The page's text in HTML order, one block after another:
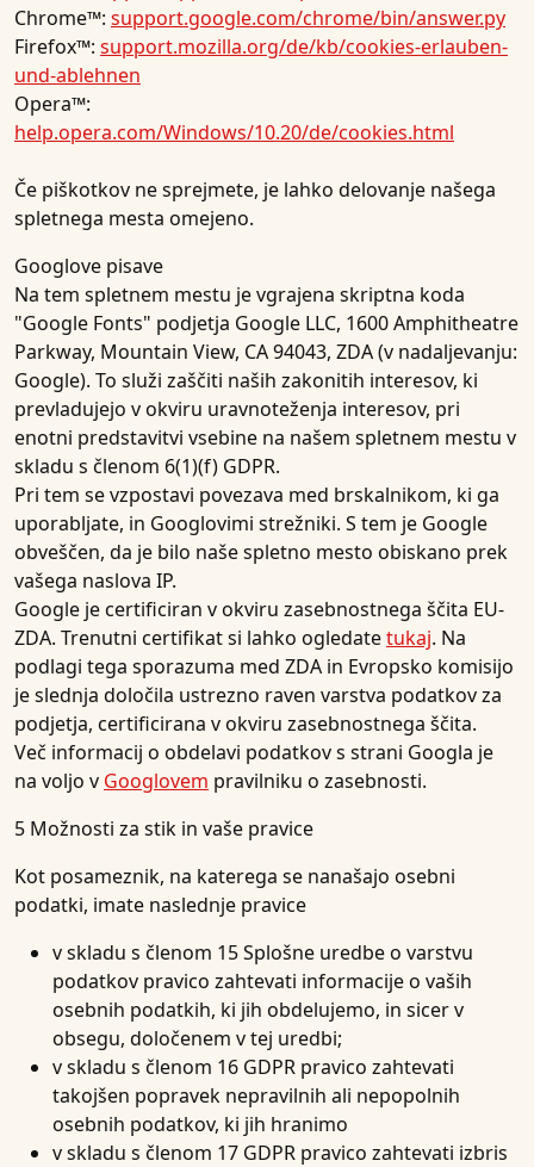
Chrome™: support.google.com/chrome/bin/answer.py
Firefox™: support.mozilla.org/de/kb/cookies-erlauben-
und-ablehnen
Opera™:
help.opera.com/Windows/10.20/de/cookies.html
Če piškotkov ne sprejmete, je lahko delovanje našega
spletnega mesta omejeno.
Googlove pisave
Na tem spletnem mestu je vgrajena skriptna koda
"Google Fonts" podjetja Google LLC, 1600 Amphitheatre
Parkway, Mountain View, CA 94043, ZDA (v nadaljevanju:
Google). To služi zaščiti naših zakonitih interesov, ki
prevladujejo v okviru uravnoteženja interesov, pri
enotni predstavitvi vsebine na našem spletnem mestu v
skladu s členom 6(1)(f) GDPR.
Pri tem se vzpostavi povezava med brskalnikom, ki ga
uporabljate, in Googlovimi strežniki. S tem je Google
obveščen, da je bilo naše spletno mesto obiskano prek
vašega naslova IP.
Google je certificiran v okviru zasebnostnega ščita EU-
ZDA. Trenutni certifikat si lahko ogledatetukaj. Na
podlagi tega sporazuma med ZDA in Evropsko komisijo
je slednja določila ustrezno raven varstva podatkov za
podjetja, certificirana v okviru zasebnostnega ščita.
Več informacij o obdelavi podatkov s strani Googla je
na voljo v Googlovem pravilniku o zasebnosti.
5 Možnosti za stik in vaše pravice
Kot posameznik, na katerega se nanašajo osebni
podatki, imate naslednje pravice
v skladu s členom 15 Splošne uredbe o varstvu
podatkov pravico zahtevati informacije o vaših
osebnih podatkih, ki jih obdelujemo, in sicer v
obsegu, določenem v tej uredbi;
v skladu s členom 16 GDPR pravico zahtevati
takojšen popravek nepravilnih ali nepopolnih
osebnih podatkov, ki jih hranimo
v skladu s členom 17 GDPR pravico zahtevati izbris